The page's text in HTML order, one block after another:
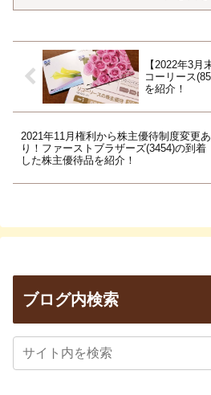
【2022年3月
コーリース
を紹介！
2021年11月権利から株主優待制度変更あ
り！ファーストブラザーズ(3454)の到着
した株主優待品を紹介！
ブログ内検索